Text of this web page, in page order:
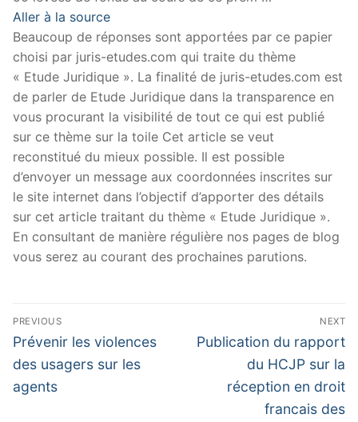
Aller à la source
Beaucoup de réponses sont apportées par ce papier
choisi par juris-etudes.com qui traite du thème
« Etude Juridique ». La finalité de juris-etudes.com est
de parler de Etude Juridique dans la transparence en
vous procurant la visibilité de tout ce qui est publié
sur ce thème sur la toile Cet article se veut
reconstitué du mieux possible. Il est possible
d’envoyer un message aux coordonnées inscrites sur
le site internet dans l’objectif d’apporter des détails
sur cet article traitant du thème « Etude Juridique ».
En consultant de manière régulière nos pages de blog
vous serez au courant des prochaines parutions.
Navigation
de
l’article
PREVIOUS
Previous
post:
Prévenir les violences
des usagers sur les
agents
NEXT
Next
Publication du rapport
du HCJP sur la
réception en droit
francais des